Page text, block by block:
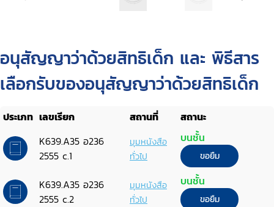
อนุสัญญาว่าด้วยสิทธิเด็ก และ พิธีสาร
เลือกรับของอนุสัญญาว่าด้วยสิทธิเด็ก
ประเภท เลขเรียก สถานที่
สถานะ
K639.A35 อ236
2555 c.1
มุมหนังสือ
ทั่วไป
บนชั้น
ขอยืม
K639.A35 อ236
2555 c.2
มุมหนังสือ
ทั่วไป
บนชั้น
ขอยืม